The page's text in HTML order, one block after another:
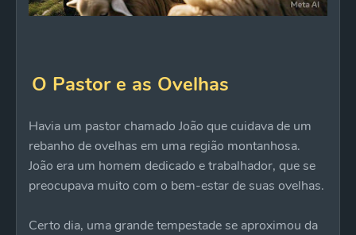
O Pastor e as Ovelhas
Havia um pastor chamado João que cuidava de um
rebanho de ovelhas em uma região montanhosa.
João era um homem dedicado e trabalhador, que se
preocupava muito com o bem-estar de suas ovelhas.
Certo dia, uma grande tempestade se aproximou da